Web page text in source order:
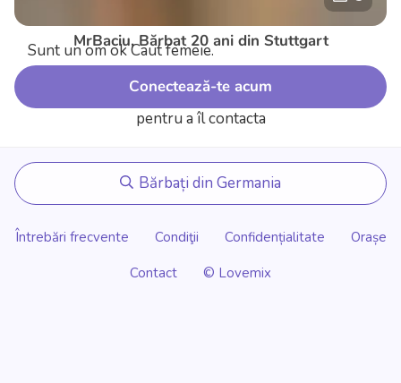
MrBaciu, Bărbat 20 ani din Stuttgart
Sunt un om ok Caut femeie.
Conectează-te acum
pentru a îl contacta
Bărbați din Germania
Întrebări frecvente Condiţii Confidențialitate
Orașe
Contact
© Lovemix